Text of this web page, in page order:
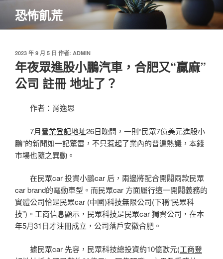
主
恐怖飢荒
發
佈
於
2023 年 9 月 5 日 作者: ADMIN
年夜眾進股小鵬汽車，合肥又“贏麻”
公司 註冊 地址了？
作者：肖逸思
7月營業登記地址26日晚間，一則“民眾7億美元進股小
鵬”的新聞如一記驚雷，不只惹起了業內的普遍熱議，本錢
市場也隨之異動。
在民眾car 投資小鵬car 后，兩邊將配合開闢兩款民眾
car brand的電動車型。而民眾car 方面履行這一開闢義務的
實體公司恰是民眾car (中國)科技無限公司(下稱“民眾科
技”)。工商信息顯示，民眾科技是民眾car 獨資公司，在本
年5月31日才注冊成立，公司落戶安徽合肥。
據民眾car 先容，民眾科技總投資約10億歐元(工商登